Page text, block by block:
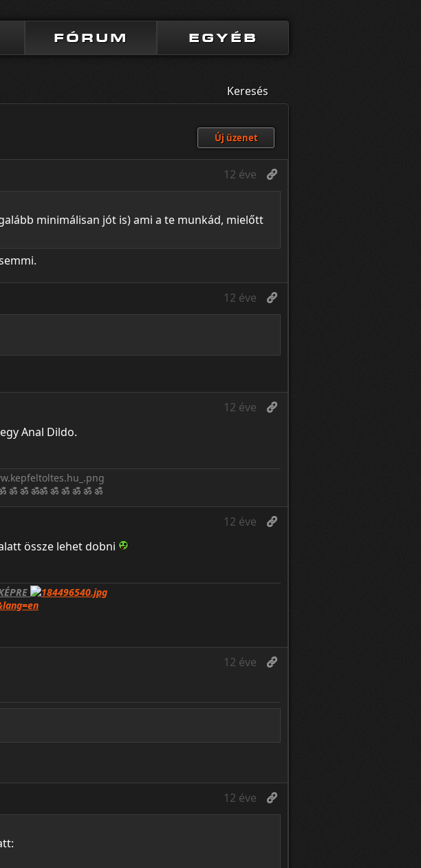
FÓRUM EGYÉB
Keresés
Új üzenet
12 éve
minimálisan jót is) ami a te munkád, mielőtt
12 éve
12 éve
Anal Dildo.
ॐ ॐ ॐॐ ॐ ॐ ॐ ॐ ॐ
12 éve
össze lehet dobni
12 éve
12 éve